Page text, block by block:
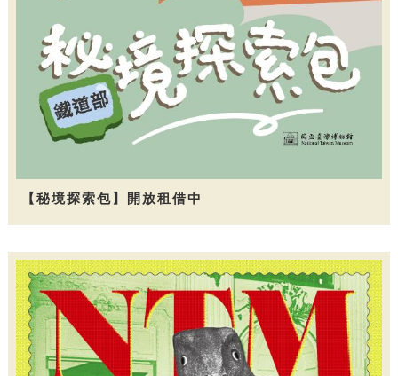
【秘境探索包】開放租借中